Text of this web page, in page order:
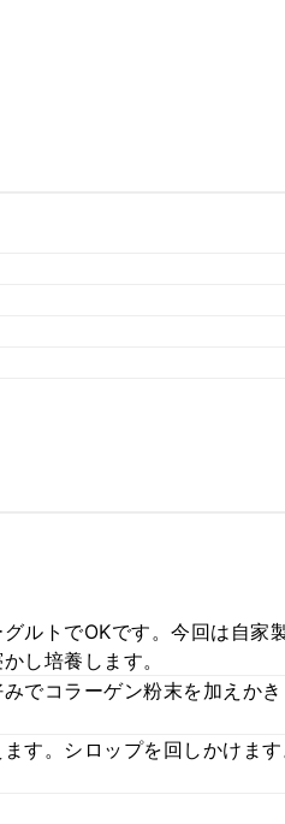
ルトでOKです。今回は自家
し培養します。
でコラーゲン粉末を加えか
す。シロップを回しかけま